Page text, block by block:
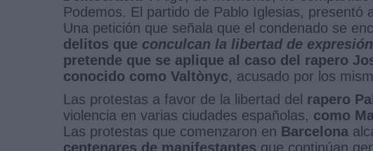
Podemos. El partido de Pablo Iglesias, presentó
Una petición que señala que el condenado se
delitos que conculcan la libertad de expresión
pretende que se aplique al caso del rapero
conocido como Valtònyc, acusado por los
Las protestas a favor de la libertad del rapero
violencia en varias ciudades españolas, como
Las protestas que comenzaron en Barcelona
centenares de manifestantes que continúan